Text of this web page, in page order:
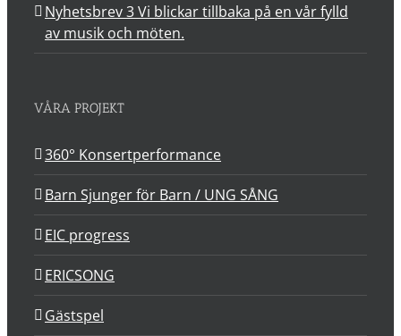
Nyhetsbrev 3 Vi blickar tillbaka på en vår fylld
av musik och möten.
VÅRA PROJEKT
360° Konsertperformance
Barn Sjunger för Barn / UNG SÅNG
EIC progress
ERICSONG
Gästspel